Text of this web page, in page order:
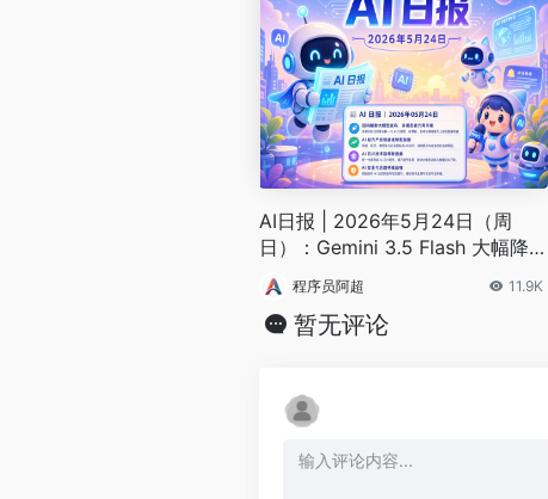
AI日报 | 2026年5月24日（周
日）：Gemini 3.5 Flash 大幅降
价、Figure 机器人 200 小时自主
运行
程序员阿超 11.9K
暂无评论